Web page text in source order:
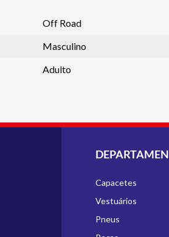
Off Road
Masculino
Adulto
Capacetes
Vestuários
Pneus